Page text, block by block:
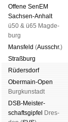
Offene SenEM
Sach­sen-An­halt
ü50 & ü65 Mag­de­
burg
Mans­feld (Aus­schr.)
Straß­burg
Rüders­dorf
Ober­main-Open
Burg­kun­stadt
DSB-Meister­
schafts­gipfel Dres­